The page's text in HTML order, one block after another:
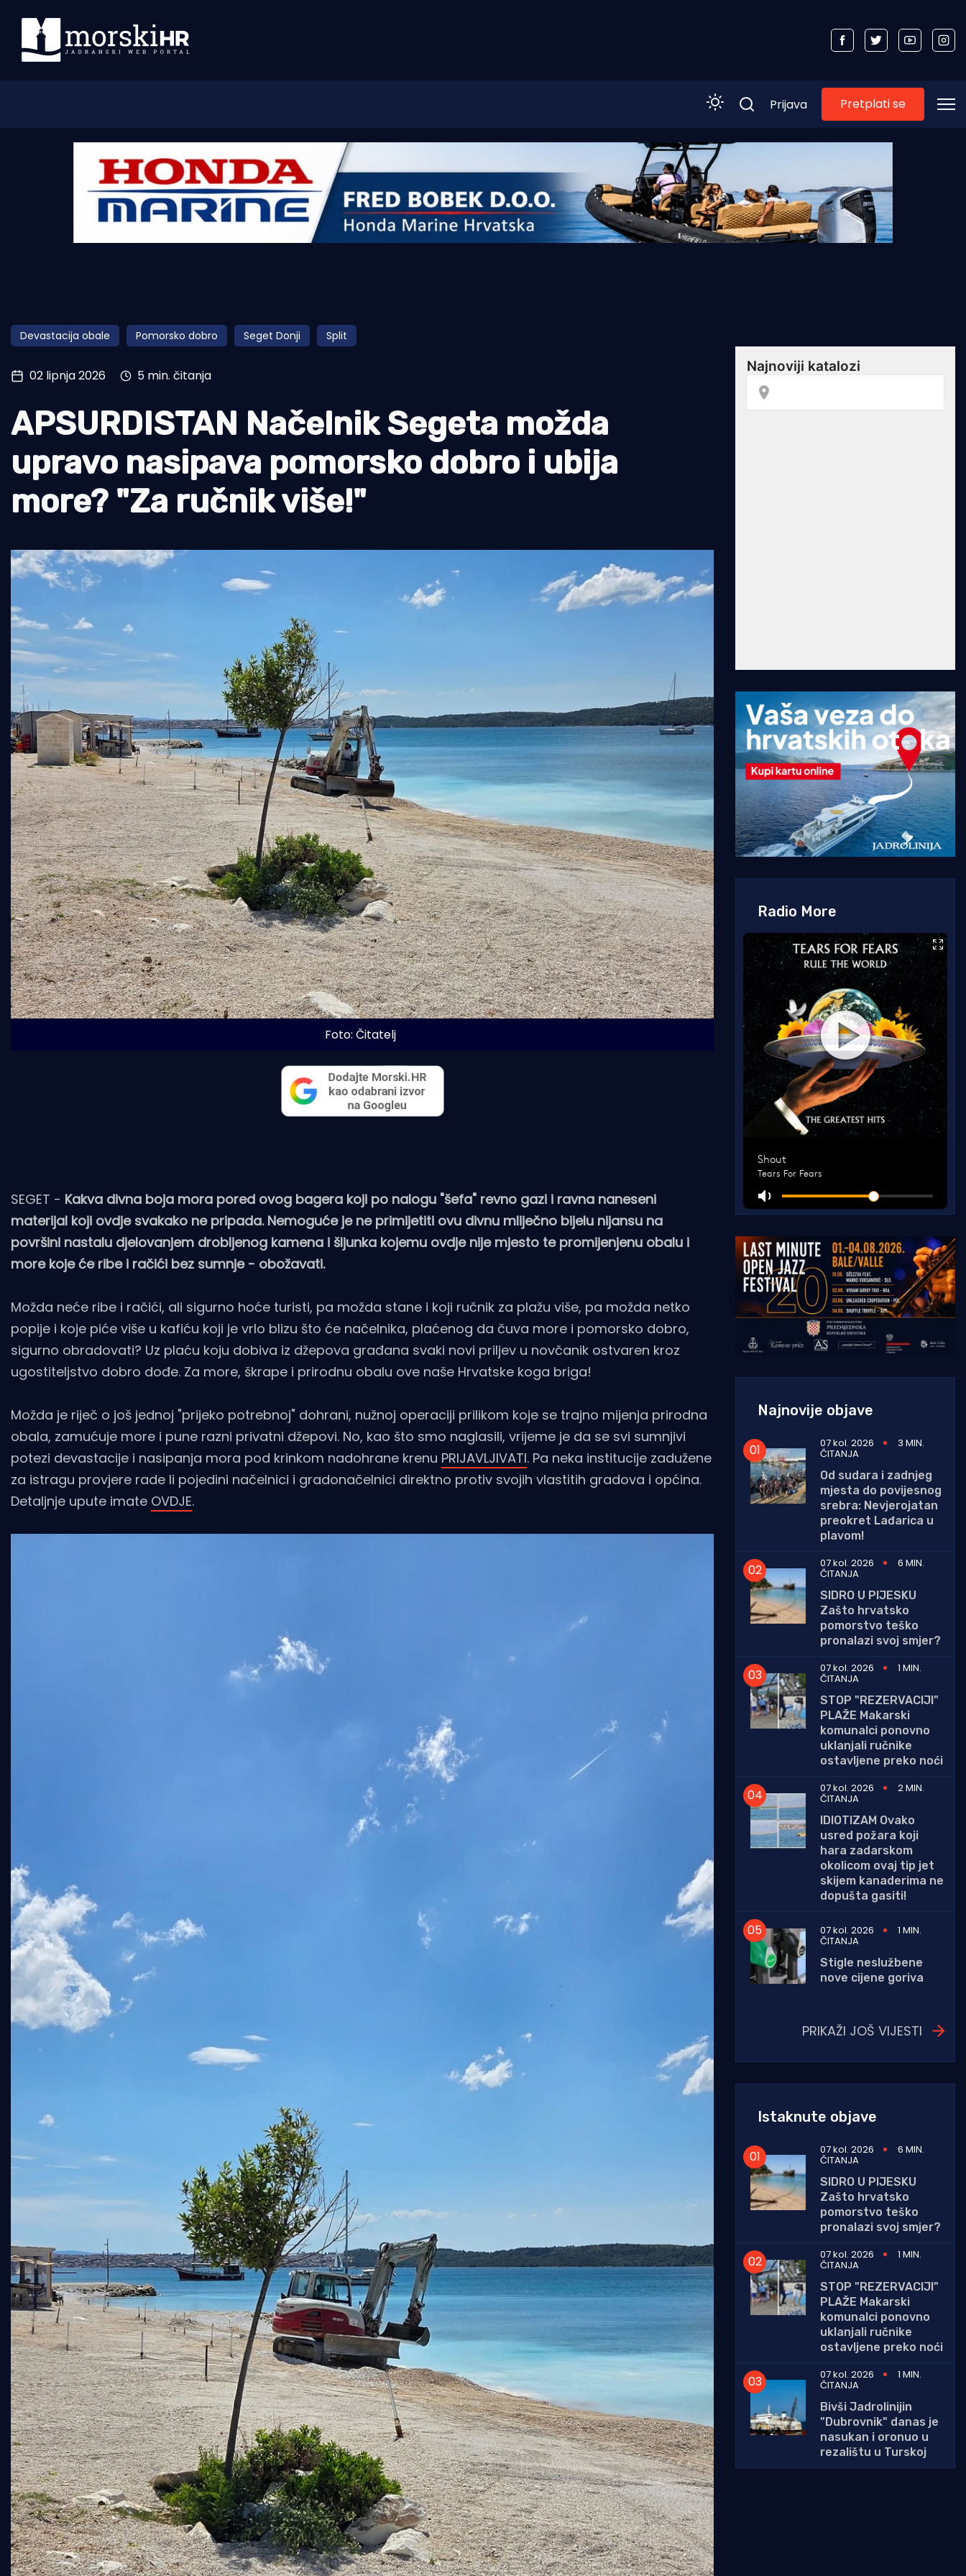
Morski plus
Pomorstvo
Ribolov
Tradicija i kultura
Prijava Pretplati se
Devastacija obale Pomorsko dobro Seget Donji Split
02 lipnja 2026 5 min. čitanja
APSURDISTAN Načelnik Segeta možda
upravo nasipava pomorsko dobro i ubija
more? "Za ručnik više!"
Foto: Čitatelj
SEGET - Kakva divna boja mora pored ovog bagera koji po nalogu "šefa" revno gazi i ravna naneseni
materijal koji ovdje svakako ne pripada. Nemoguće je ne primijetiti ovu divnu mliječno bijelu nijansu na
površini nastalu djelovanjem drobljenog kamena i šljunka kojemu ovdje nije mjesto te promijenjenu obalu i
more koje će ribe i račići bez sumnje - obožavati.
Možda neće ribe i račići, ali sigurno hoće turisti, pa možda stane i koji ručnik za plažu više, pa možda netko
popije i koje piće više u kafiću koji je vrlo blizu što će načelnika, plaćenog da čuva more i pomorsko dobro,
sigurno obradovati? Uz plaću koju dobiva iz džepova građana svaki novi priljev u novčanik ostvaren kroz
ugostiteljstvo dobro dođe. Za more, škrape i prirodnu obalu ove naše Hrvatske koga briga!
Možda je riječ o još jednoj "prijeko potrebnoj" dohrani, nužnoj operaciji prilikom koje se trajno mijenja prirodna
obala, zamućuje more i pune razni privatni džepovi. No, kao što smo naglasili, vrijeme je da se svi sumnjivi
potezi devastacije i nasipanja mora pod krinkom nadohrane krenu PRIJAVLJIVATI. Pa neka institucije zadužene
za istragu provjere rade li pojedini načelnici i gradonačelnici direktno protiv svojih vlastitih gradova i općina.
Detaljnje upute imate OVDJE.
Radio More
Najnovije objave
07 kol. 2026 3 MIN.
ČITANJA
Od sudara i zadnjeg
mjesta do povijesnog
srebra: Nevjerojatan
preokret Lađarica u
plavom!
07 kol. 2026
6 MIN.
ČITANJA
SIDRO U PIJESKU
Zašto hrvatsko
pomorstvo teško
pronalazi svoj smjer?
07 kol. 2026
1 MIN.
ČITANJA
STOP "REZERVACIJI"
PLAŽE Makarski
komunalci ponovno
uklanjali ručnike
ostavljene preko noći
07 kol. 2026
2 MIN.
ČITANJA
IDIOTIZAM Ovako
usred požara koji
hara zadarskom
okolicom ovaj tip jet
skijem kanaderima ne
dopušta gasiti!
07 kol. 2026 1 MIN.
ČITANJA
Stigle neslužbene
nove cijene goriva
PRIKAŽI JOŠ VIJESTI
Istaknute objave
07 kol. 2026 6 MIN.
ČITANJA
SIDRO U PIJESKU
Zašto hrvatsko
pomorstvo teško
pronalazi svoj smjer?
07 kol. 2026
1 MIN.
ČITANJA
STOP "REZERVACIJI"
PLAŽE Makarski
komunalci ponovno
uklanjali ručnike
ostavljene preko noći
07 kol. 2026
1 MIN.
ČITANJA
Bivši Jadrolinijin
"Dubrovnik" danas je
nasukan i oronuo u
rezalištu u Turskoj